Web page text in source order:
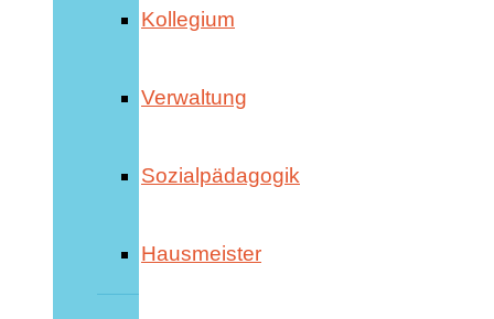
Kollegium
Verwaltung
Sozialpädagogik
Hausmeister